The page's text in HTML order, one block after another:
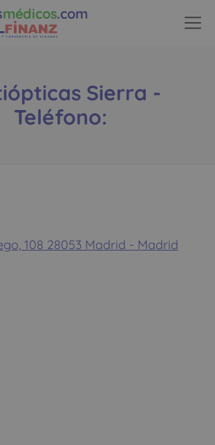
médicos.com
Sierra -
Teléfono:
108 28053 Madrid - Madrid